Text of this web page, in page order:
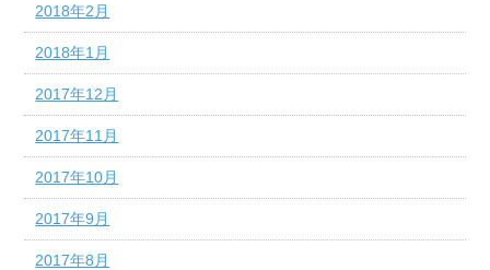
2018年2月
2018年1月
2017年12月
2017年11月
2017年10月
2017年9月
2017年8月